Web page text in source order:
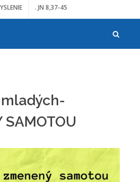
. JN 8,37-45
SAMOTOU